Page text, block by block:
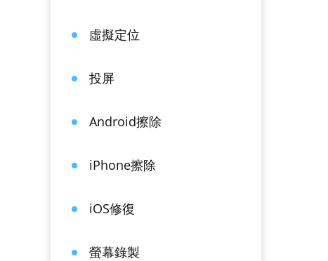
虛擬定位
投屏
Android擦除
iPhone擦除
iOS修復
螢幕錄製